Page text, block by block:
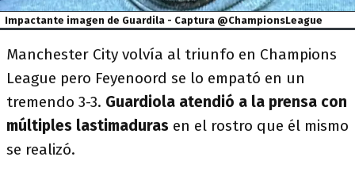
Impactante imagen de Guardila - Captura @ChampionsLeague
Manchester City volvía al triunfo en Champions
League pero Feyenoord se lo empató en un
tremendo 3-3. Guardiola atendió a la prensa con
múltiples lastimaduras en el rostro que él mismo
se realizó.